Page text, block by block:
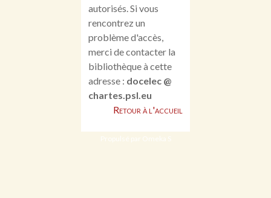
autorisés. Si vous
rencontrez un
problème d'accès,
merci de contacter la
bibliothèque à cette
adresse : docelec @
chartes.psl.eu
Retour à l'accueil
Propulsé par Omeka S